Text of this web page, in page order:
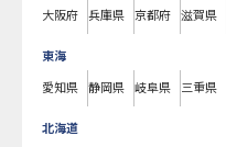
大阪府 兵庫県 京都府 滋賀県
東海
愛知県 静岡県 岐阜県 三重県
北海道